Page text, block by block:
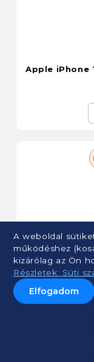
Apple iPhone
Apple iPhone
A weboldal
működéshez
kizárólag az Ön
Részletek: Süti
Elfogadom